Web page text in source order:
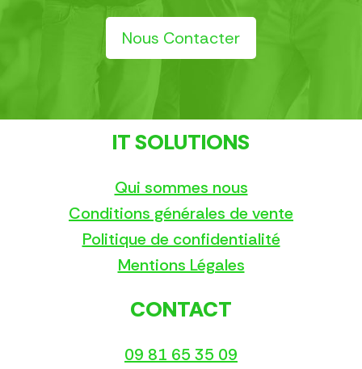
Nous Contacter
IT SOLUTIONS
Qui sommes nous
Conditions générales de vente
Politique de confidentialité
Mentions Légales
CONTACT
09 81 65 35 09